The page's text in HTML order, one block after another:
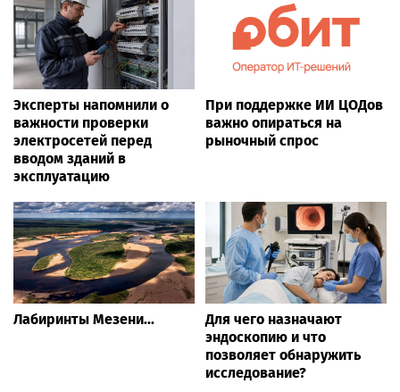
Эксперты напомнили о
важности проверки
электросетей перед
вводом зданий в
эксплуатацию
При поддержке ИИ ЦОДов
важно опираться на
рыночный спрос
Лабиринты Мезени...
Для чего назначают
эндоскопию и что
позволяет обнаружить
исследование?